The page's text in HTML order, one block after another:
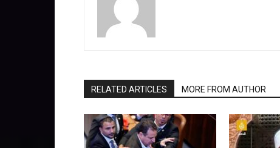
RELATED ARTICLES MORE FROM AUTHOR